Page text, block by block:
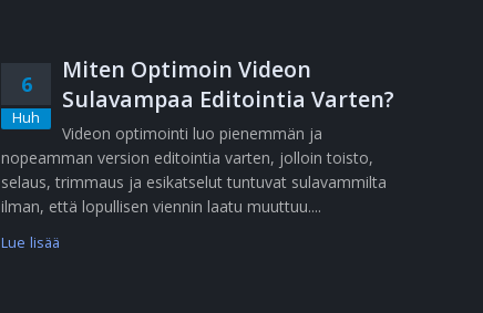
6
Huh
Miten Optimoin Videon
Sulavampaa Editointia Varten?
Videon optimointi luo pienemmän ja
nopeamman version editointia varten, jolloin toisto,
selaus, trimmaus ja esikatselut tuntuvat sulavammilta
ilman, että lopullisen viennin laatu muuttuu....
Lue lisää